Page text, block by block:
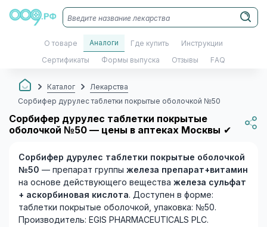
О товаре Аналоги Где купить Инструкции
Сертификаты Формы выпуска Отзывы FAQ
Каталог
Лекарства
Сорбифер дурулес таблетки покрытые оболочкой №50
Сорбифер дурулес таблетки покрытые
оболочкой №50 — цены в аптеках Москвы ✔
Сорбифер дурулес таблетки покрытые оболочкой
№50 — препарат группы железа препарат+витамин
на основе действующего вещества железа сульфат
+ аскорбиновая кислота. Доступен в форме:
таблетки покрытые оболочкой, упаковка: №50.
Производитель: EGIS PHARMACEUTICALS PLC.